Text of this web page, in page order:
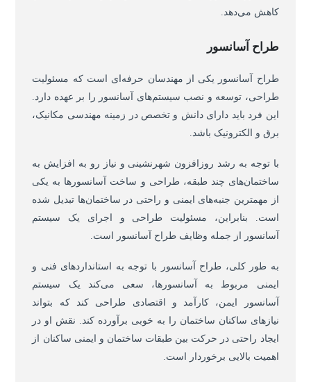
کاهش می‌دهد.
طراح آسانسور
طراح آسانسور یکی از مهندسان حرفه‌ای است که مسئولیت
طراحی، توسعه و نصب سیستم‌های آسانسور را بر عهده دارد.
این فرد باید دارای دانش و تخصص در زمینه مهندسی مکانیک،
برق و الکترونیک باشد.
با توجه به رشد روزافزون شهرنشینی و نیاز رو به افزایش به
ساختمان‌های چند طبقه، طراحی و ساخت آسانسور‌ها به یکی
از مهمترین جنبه‌های ایمنی و راحتی در ساختمان‌ها تبدیل شده
است. بنابراین، مسئولیت طراحی و اجرای یک سیستم
آسانسور از جمله وظایف طراح آسانسور است.
به طور کلی، طراح آسانسور با توجه به استانداردهای فنی و
ایمنی مربوط به آسانسورها، سعی می‌کند یک سیستم
آسانسور ایمن، کارآمد و اقتصادی طراحی کند که بتواند
نیازهای ساکنان ساختمان را به خوبی برآورده کند. نقش او در
ایجاد راحتی در حرکت بین طبقات ساختمان و ایمنی ساکنان از
اهمیت بالایی برخوردار است.